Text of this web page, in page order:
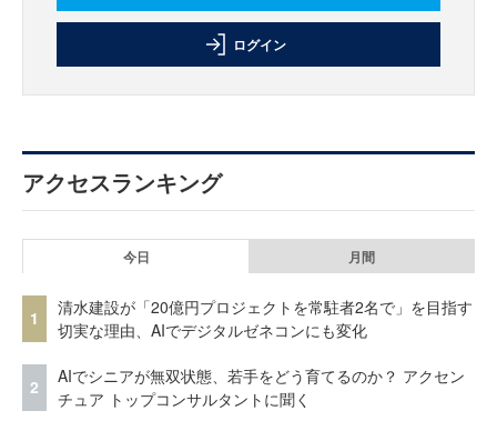
ログイン
アクセスランキング
今日 月間
1
清水建設が「20億円プロジェクトを常駐者2名で」を目指す
切実な理由、AIでデジタルゼネコンにも変化
2
AIでシニアが無双状態、若手をどう育てるのか？ アクセン
チュア トップコンサルタントに聞く